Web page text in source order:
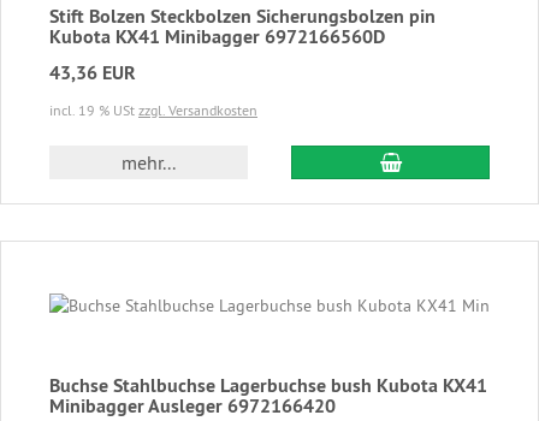
Stift Bolzen Steckbolzen Sicherungsbolzen pin
Kubota KX41 Minibagger 6972166560D
43,36 EUR
incl. 19 % USt zzgl. Versandkosten
mehr... In den
Buchse Stahlbuchse Lagerbuchse bush Kubota KX41
Minibagger Ausleger 6972166420